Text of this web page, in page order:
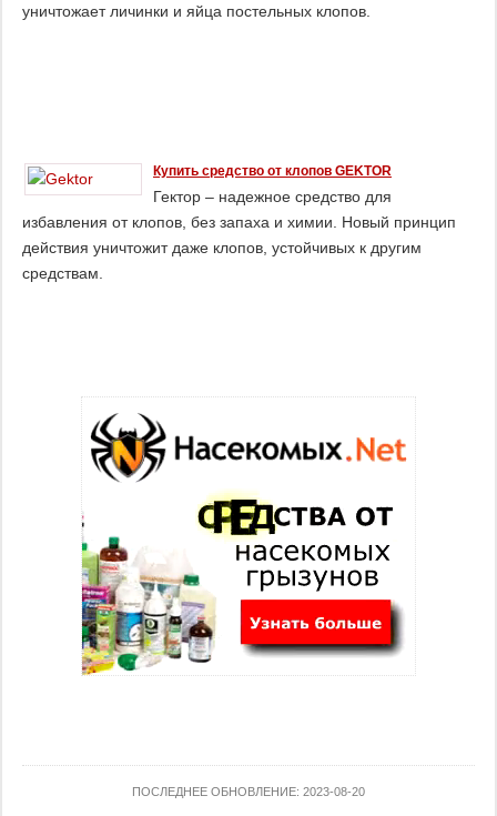
уничтожает личинки и яйца постельных клопов.
Купить средство от клопов GEKTOR
Гектор – надежное средство для
избавления от клопов, без запаха и химии. Новый принцип
действия уничтожит даже клопов, устойчивых к другим
средствам.
ПОСЛЕДНЕЕ ОБНОВЛЕНИЕ: 2023-08-20